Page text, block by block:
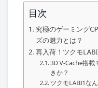
目次
究極のゲーミング
ズの魅力とは？
再入荷！ツクモ
3D V-Cache搭
きか？
ツクモLABI1な